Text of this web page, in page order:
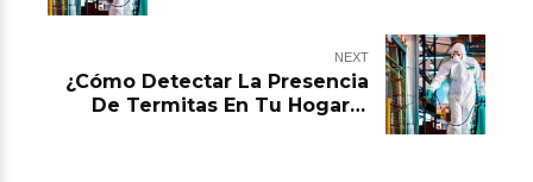
Santiago de Querétaro
NEXT
¿Cómo Detectar La Presencia
De Termitas En Tu Hogar Y